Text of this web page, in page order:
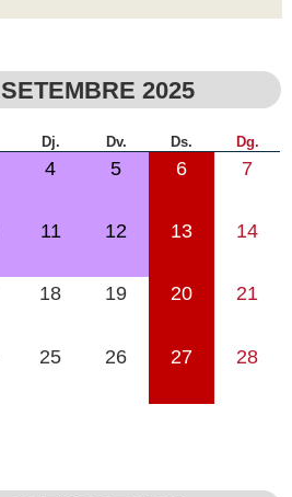
SETEMBRE 2025
Dj. Dv. Ds. Dg.
4 5 6 7
11 12 13 14
18 19 20 21
25 26 27 28